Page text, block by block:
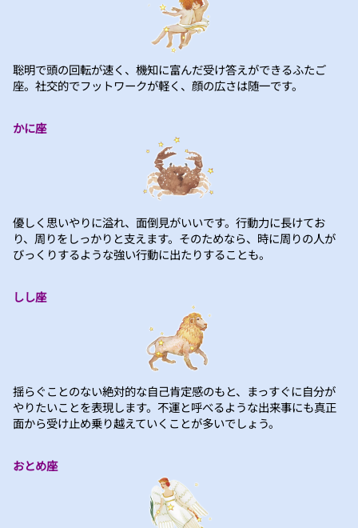
聡明で頭の回転が速く、機知に富んだ受け答えができるふたご
座。社交的でフットワークが軽く、顔の広さは随一です。
かに座
優しく思いやりに溢れ、面倒見がいいです。行動力に長けてお
り、周りをしっかりと支えます。そのためなら、時に周りの人が
びっくりするような強い行動に出たりすることも。
しし座
揺らぐことのない絶対的な自己肯定感のもと、まっすぐに自分が
やりたいことを表現します。不運と呼べるような出来事にも真正
面から受け止め乗り越えていくことが多いでしょう。
おとめ座